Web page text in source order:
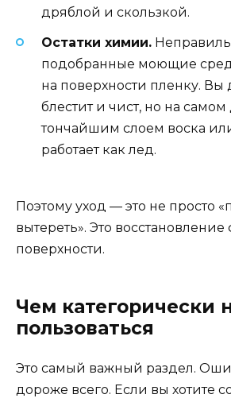
дряблой и скользкой.
Остатки химии.
подобранные моющие
на поверхности пленку. Вы
блестит и чист, но на
тончайшим слоем воска
работает как лед.
Поэтому уход — это не просто
вытереть». Это восстановление
поверхности.
Чем категорически
пользоваться
Это самый важный раздел.
дороже всего. Если вы хотите